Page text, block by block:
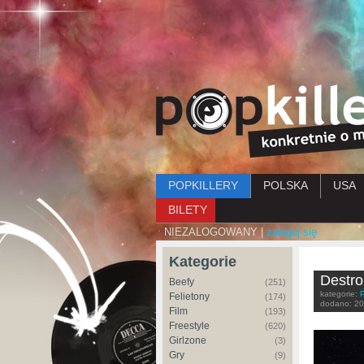
Menu główne
POPKILLERY POLSKA USA
BILETY
NIEZALOGOWANY | zaloguj się
Kategorie
Beefy (251)
Felietony (174)
Film (193)
Freestyle (620)
Girlzone (3)
Gry (9)
kategorie:
dodano: